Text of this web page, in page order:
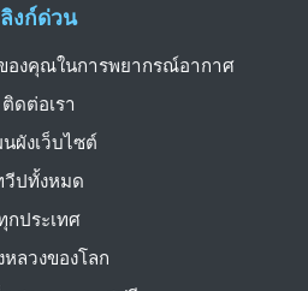
ลิงก์ด่วน
องคุณในการพยากรณ์อากาศ
ติดต่อเรา
ผังเว็บไซต์
วีปทั้งหมด
กประเทศ
หลวงของโลก